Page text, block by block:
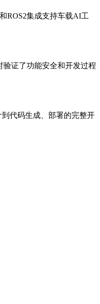
ROS2集成支持车载AI工
证了功能安全和开发过程
代码生成、部署的完整开